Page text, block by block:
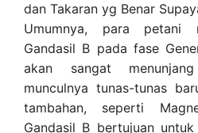
dan Takaran yg Benar
Umumnya, para petani
Gandasil B pada fase
akan sangat
munculnya tunas-tunas
tambahan, seperti
Gandasil B bertujuan